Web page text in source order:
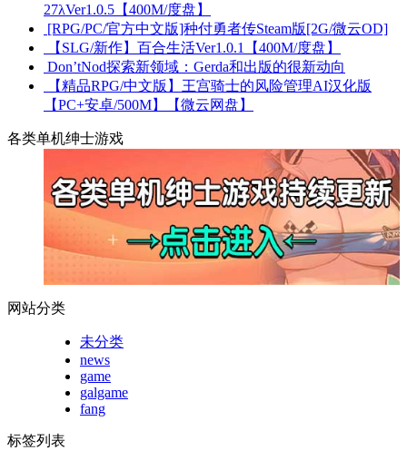
27λVer1.0.5【400M/度盘】
[RPG/PC/官方中文版]种付勇者传Steam版[2G/微云OD]
【SLG/新作】百合生活Ver1.0.1【400M/度盘】
Don’tNod探索新领域：Gerda和出版的很新动向
【精品RPG/中文版】王宫骑士的风险管理AI汉化版
【PC+安卓/500M】【微云网盘】
各类单机绅士游戏
网站分类
未分类
news
game
galgame
fang
标签列表